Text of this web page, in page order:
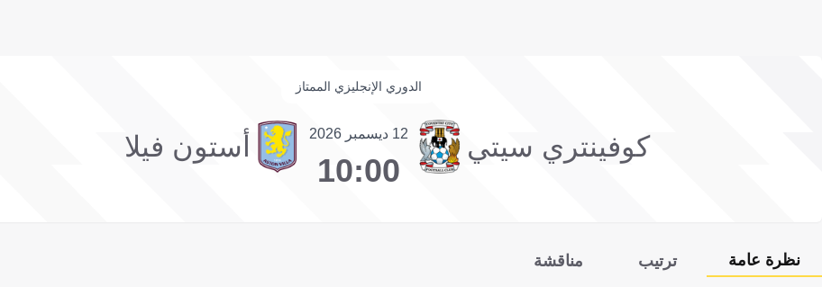
الدوري الإنجليزي الممتاز
كوفينتري سيتي 12 ديسمبر 2026
10:00
أستون فيلا
نظرة عامة ترتيب مناقشة